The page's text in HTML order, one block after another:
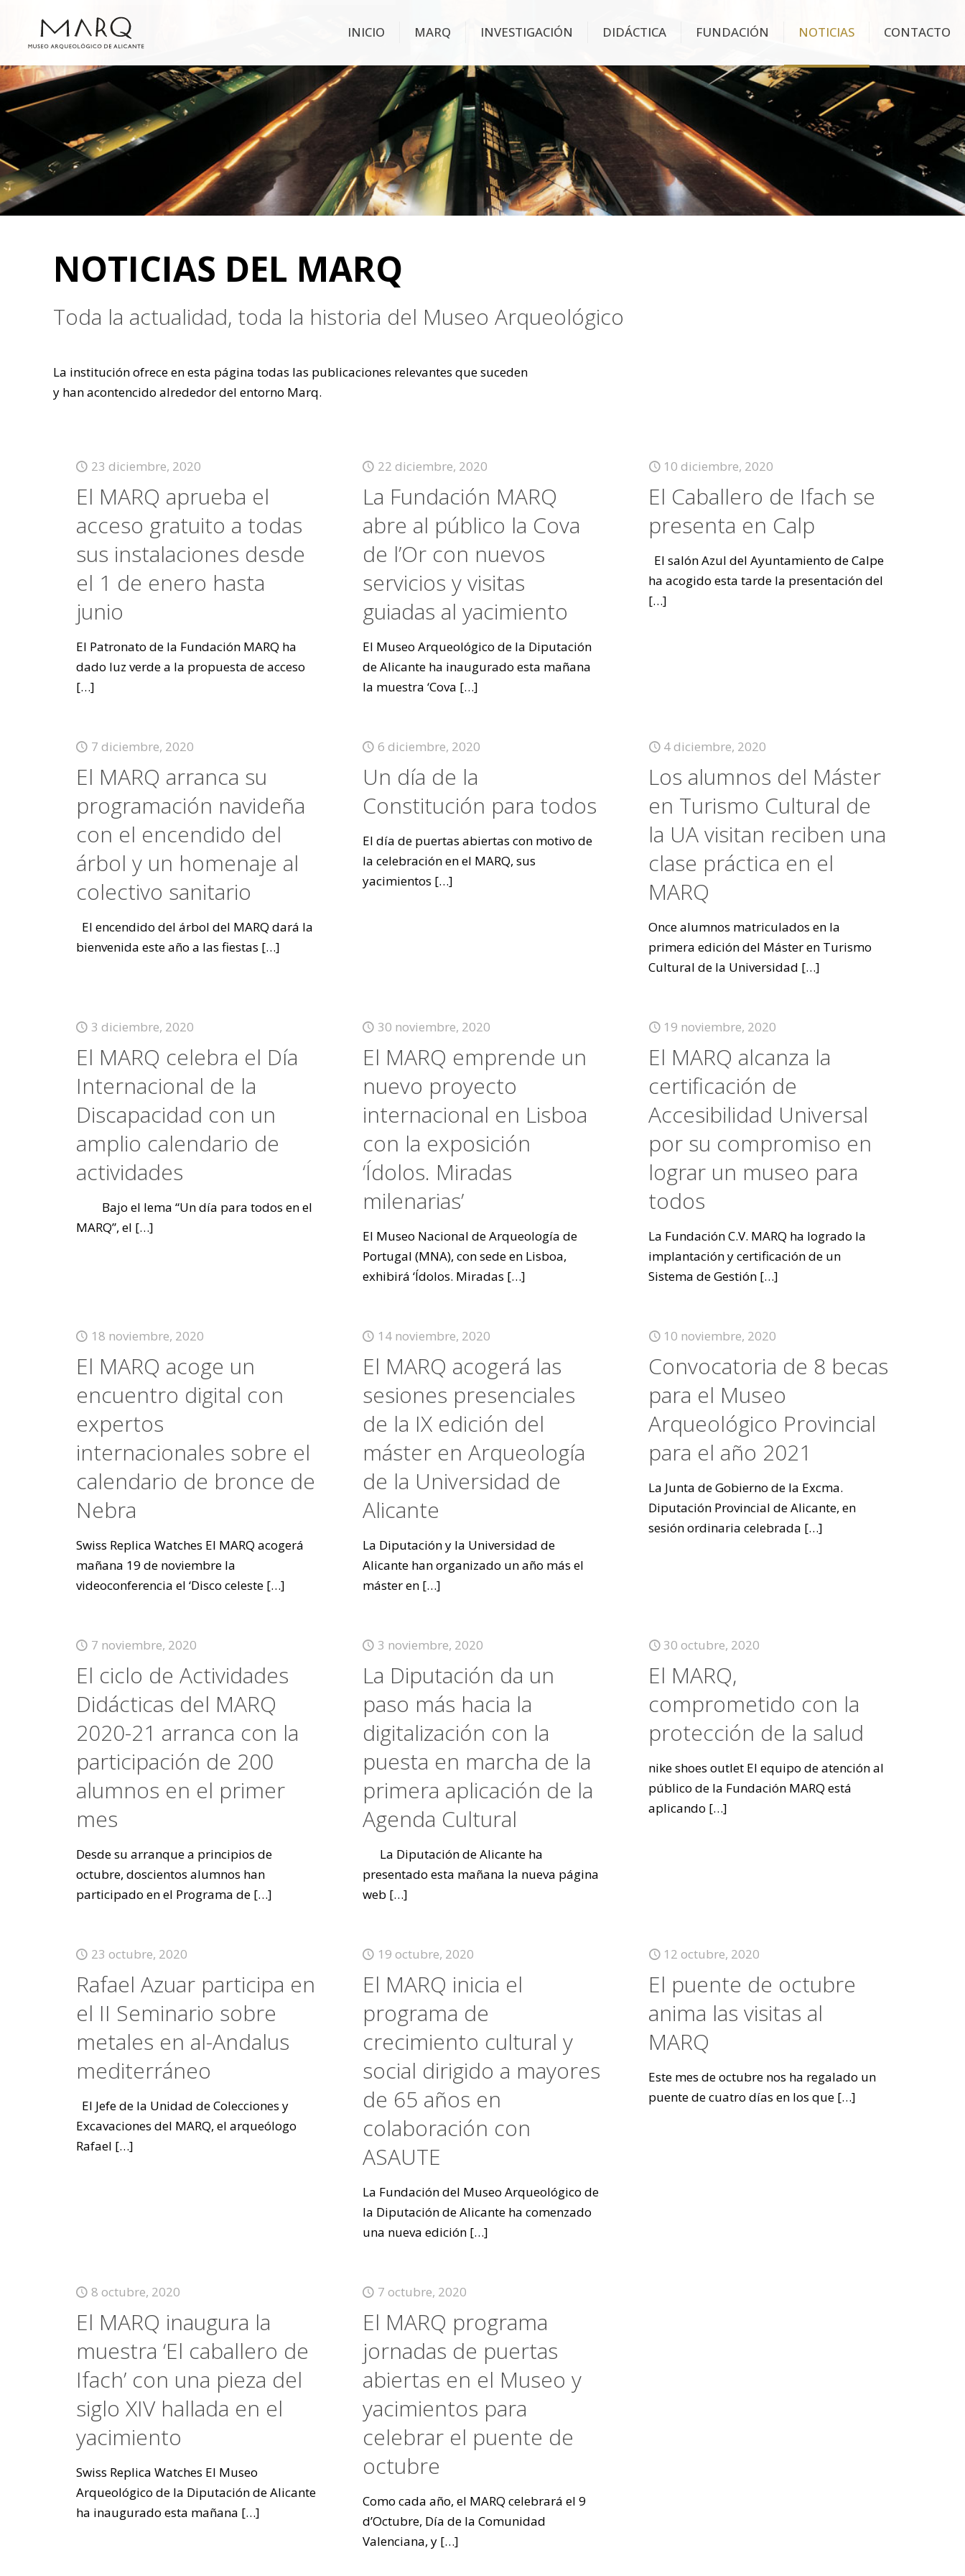
INICIO MARQ INVESTIGACIÓN DIDÁCTICA FUNDACIÓN NOTICIAS CONTACTO
NOTICIAS DEL MARQ
Toda la actualidad, toda la historia del Museo Arqueológico
La institución ofrece en esta página todas las publicaciones relevantes que suceden
y han acontencido alrededor del entorno Marq.
23 diciembre, 2020
El MARQ aprueba el
acceso gratuito a todas
sus instalaciones desde
el 1 de enero hasta
junio
El Patronato de la Fundación MARQ ha
dado luz verde a la propuesta de acceso
[…]
22 diciembre, 2020
La Fundación MARQ
abre al público la Cova
de l’Or con nuevos
servicios y visitas
guiadas al yacimiento
El Museo Arqueológico de la Diputación
de Alicante ha inaugurado esta mañana
la muestra ‘Cova […]
10 diciembre, 2020
El Caballero de Ifach se
presenta en Calp
El salón Azul del Ayuntamiento de Calpe
ha acogido esta tarde la presentación del
[…]
7 diciembre, 2020
El MARQ arranca su
programación navideña
con el encendido del
árbol y un homenaje al
colectivo sanitario
El encendido del árbol del MARQ dará la
bienvenida este año a las fiestas […]
6 diciembre, 2020
Un día de la
Constitución para todos
El día de puertas abiertas con motivo de
la celebración en el MARQ, sus
yacimientos […]
4 diciembre, 2020
Los alumnos del Máster
en Turismo Cultural de
la UA visitan reciben una
clase práctica en el
MARQ
Once alumnos matriculados en la
primera edición del Máster en Turismo
Cultural de la Universidad […]
3 diciembre, 2020
El MARQ celebra el Día
Internacional de la
Discapacidad con un
amplio calendario de
actividades
Bajo el lema “Un día para todos en el
MARQ”, el […]
30 noviembre, 2020
El MARQ emprende un
nuevo proyecto
internacional en Lisboa
con la exposición
‘Ídolos. Miradas
milenarias’
El Museo Nacional de Arqueología de
Portugal (MNA), con sede en Lisboa,
exhibirá ‘Ídolos. Miradas […]
19 noviembre, 2020
El MARQ alcanza la
certificación de
Accesibilidad Universal
por su compromiso en
lograr un museo para
todos
La Fundación C.V. MARQ ha logrado la
implantación y certificación de un
Sistema de Gestión […]
18 noviembre, 2020
El MARQ acoge un
encuentro digital con
expertos
internacionales sobre el
calendario de bronce de
Nebra
Swiss Replica Watches El MARQ acogerá
mañana 19 de noviembre la
videoconferencia el ‘Disco celeste[…]
14 noviembre, 2020
El MARQ acogerá las
sesiones presenciales
de la IX edición del
máster en Arqueología
de la Universidad de
Alicante
La Diputación y la Universidad de
Alicante han organizado un año más el
máster en[…]
10 noviembre, 2020
Convocatoria de 8 becas
para el Museo
Arqueológico Provincial
para el año 2021
La Junta de Gobierno de la Excma.
Diputación Provincial de Alicante, en
sesión ordinaria celebrada […]
7 noviembre, 2020
El ciclo de Actividades
Didácticas del MARQ
2020-21 arranca con la
participación de 200
alumnos en el primer
mes
Desde su arranque a principios de
octubre, doscientos alumnos han
participado en el Programa de[…]
3 noviembre, 2020
La Diputación da un
paso más hacia la
digitalización con la
puesta en marcha de la
primera aplicación de la
Agenda Cultural
La Diputación de Alicante ha
presentado esta mañana la nueva página
web […]
30 octubre, 2020
El MARQ,
comprometido con la
protección de la salud
nike shoes outlet El equipo de atención al
público de la Fundación MARQ está
aplicando […]
23 octubre, 2020
Rafael Azuar participa en
el II Seminario sobre
metales en al-Andalus
mediterráneo
El Jefe de la Unidad de Colecciones y
Excavaciones del MARQ, el arqueólogo
Rafael […]
19 octubre, 2020
El MARQ inicia el
programa de
crecimiento cultural y
social dirigido a mayores
de 65 años en
colaboración con
ASAUTE
La Fundación del Museo Arqueológico de
la Diputación de Alicante ha comenzado
una nueva edición[…]
12 octubre, 2020
El puente de octubre
anima las visitas al
MARQ
Este mes de octubre nos ha regalado un
puente de cuatro días en los que […]
8 octubre, 2020
El MARQ inaugura la
muestra ‘El caballero de
Ifach’ con una pieza del
siglo XIV hallada en el
yacimiento
Swiss Replica Watches El Museo
Arqueológico de la Diputación de Alicante
ha inaugurado esta mañana […]
7 octubre, 2020
El MARQ programa
jornadas de puertas
abiertas en el Museo y
yacimientos para
celebrar el puente de
octubre
Como cada año, el MARQ celebrará el 9
d’Octubre, Día de la Comunidad
Valenciana, y[…]